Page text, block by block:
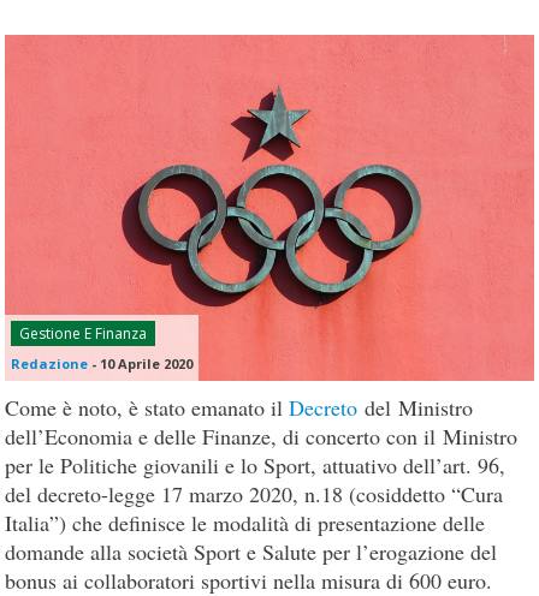
Gestione E Finanza
Redazione - 10 Aprile 2020
Come è noto, è stato emanato ilDecreto del Ministro
dell’Economia e delle Finanze, di concerto con il Ministro
per le Politiche giovanili e lo Sport, attuativo dell’art. 96,
del decreto-legge 17 marzo 2020, n.18 (cosiddetto “Cura
Italia”) che definisce le modalità di presentazione delle
domande alla società Sport e Salute per l’erogazione del
bonus ai collaboratori sportivi nella misura di 600 euro.